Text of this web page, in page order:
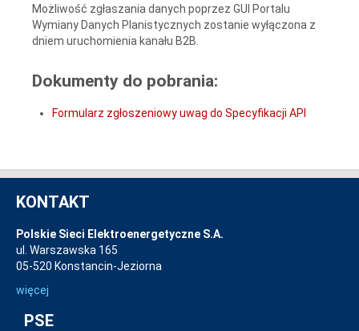
Możliwość zgłaszania danych poprzez GUI Portalu
Wymiany Danych Planistycznych zostanie wyłączona z
dniem uruchomienia kanału B2B.
Dokumenty do pobrania:
Formularz zgłoszeniowy uwag do Specyfikacji API
KONTAKT
Polskie Sieci Elektroenergetyczne S.A.
ul. Warszawska 165
05-520 Konstancin-Jeziorna
więcej
PSE